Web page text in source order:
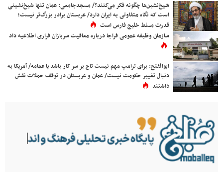
شیخ‌نشین‌ها چگونه فکر می‌کنند؟/ مسجدجامعی: عمان تنها شیخ‌نشینی
است که نگاه متفاوتی به ایران دارد/ عربستان برادر بزرگ‌تر نیست؛
قدرت مسلط خلیج فارس است
سازمان وظیفه عمومی فراجا درباره معافیت سربازان فراری اطلاعیه داد
ابوالفتح: برای ترامپ مهم نیست تاج بر سر کار باشد یا عمامه/ آمریکا به
دنبال تغییر حکومت نیست/ عمان و عربستان در توقف حملات نقش
داشتند